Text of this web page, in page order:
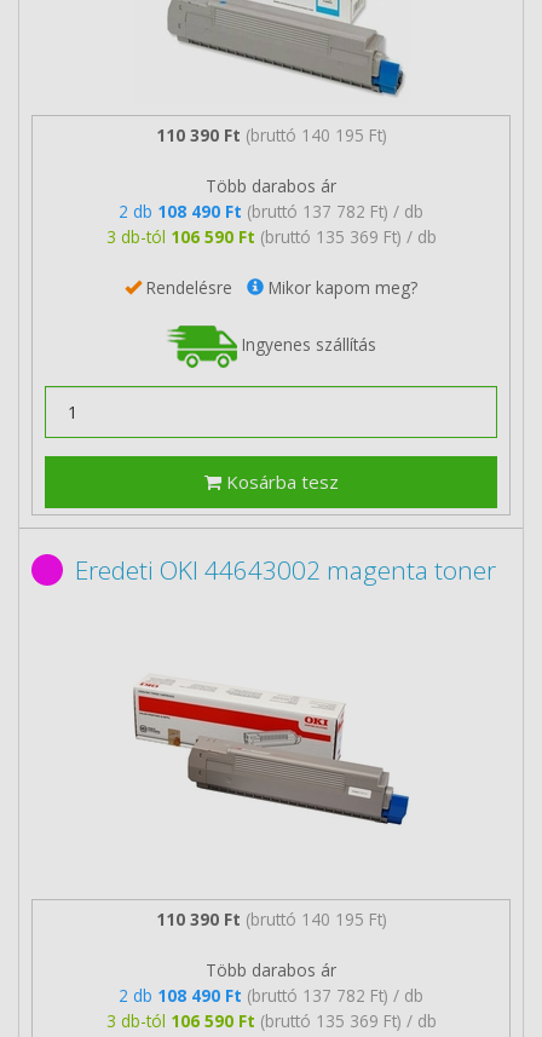
110 390 Ft (bruttó 140 195 Ft)
Több darabos ár
2 db 108 490 Ft (bruttó 137 782 Ft) / db
3 db-tól 106 590 Ft (bruttó 135 369 Ft) / db
Rendelésre Mikor kapom meg?
Ingyenes szállítás
Kosárba tesz
Eredeti OKI 44643002 magenta toner
110 390 Ft (bruttó 140 195 Ft)
Több darabos ár
2 db 108 490 Ft (bruttó 137 782 Ft) / db
3 db-tól 106 590 Ft (bruttó 135 369 Ft) / db